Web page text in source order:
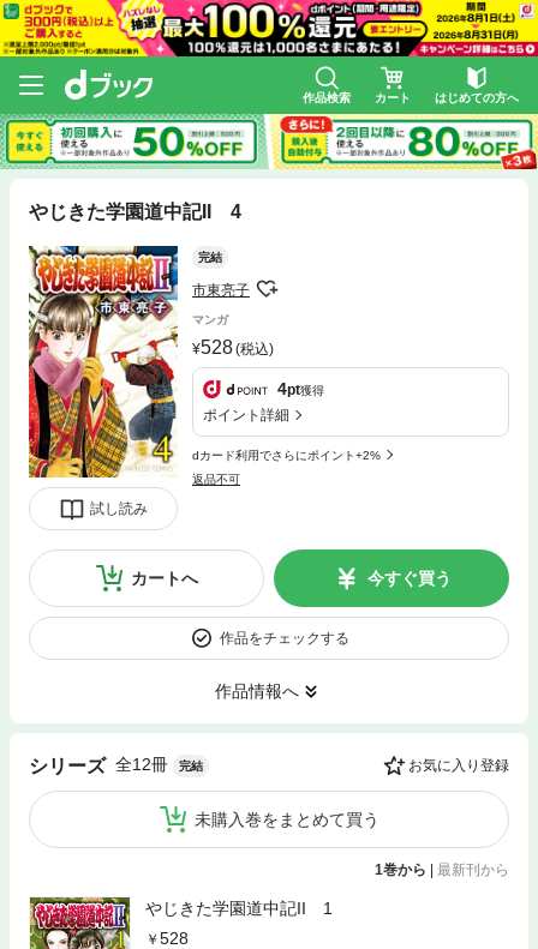
作品検索 カート はじめての方へ
やじきた学園道中記II 4
試し読み
完結
市東亮子
マンガ
528(税込)
4pt獲得
ポイント詳細
dカード利用でさらにポイント+2%
返品不可
カートへ 今すぐ買う
作品をチェックする
作品情報へ
シリーズ 全12冊 完結 お気に入り登録
未購入巻をまとめて買う
1巻から | 最新刊から
やじきた学園道中記II 1
528